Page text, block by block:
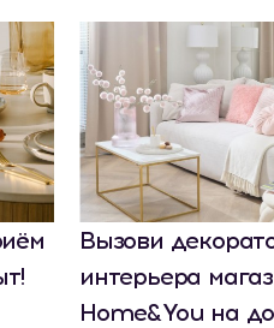
Вызови
интерьера
Home&You на